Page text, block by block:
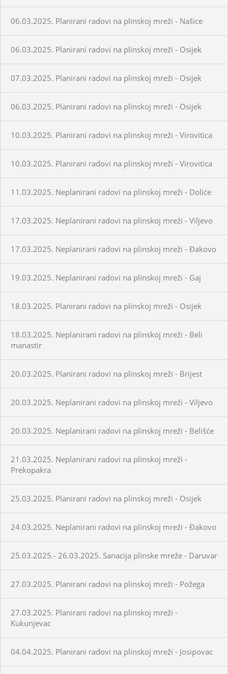
06.03.2025. Planirani radovi na plinskoj mreži - Našice
06.03.2025. Planirani radovi na plinskoj mreži - Osijek
07.03.2025. Planirani radovi na plinskoj mreži - Osijek
06.03.2025. Planirani radovi na plinskoj mreži - Osijek
10.03.2025. Planirani radovi na plinskoj mreži - Virovitica
10.03.2025. Planirani radovi na plinskoj mreži - Virovitica
11.03.2025. Neplanirani radovi na plinskoj mreži - Doliće
17.03.2025. Neplanirani radovi na plinskoj mreži - Viljevo
17.03.2025. Neplanirani radovi na plinskoj mreži - Đakovo
19.03.2025. Neplanirani radovi na plinskoj mreži - Gaj
18.03.2025. Planirani radovi na plinskoj mreži - Osijek
18.03.2025. Neplanirani radovi na plinskoj mreži - Beli
manastir
20.03.2025. Planirani radovi na plinskoj mreži - Brijest
20.03.2025. Neplanirani radovi na plinskoj mreži - Viljevo
20.03.2025. Neplanirani radovi na plinskoj mreži - Belišće
21.03.2025. Neplanirani radovi na plinskoj mreži -
Prekopakra
25.03.2025. Planirani radovi na plinskoj mreži - Osijek
24.03.2025. Neplanirani radovi na plinskoj mreži - Đakovo
25.03.2025.- 26.03.2025. Sanacija plinske mreže - Daruvar
27.03.2025. Planirani radovi na plinskoj mreži - Požega
27.03.2025. Planirani radovi na plinskoj mreži -
Kukunjevac
04.04.2025. Planirani radovi na plinskoj mreži - Josipovac